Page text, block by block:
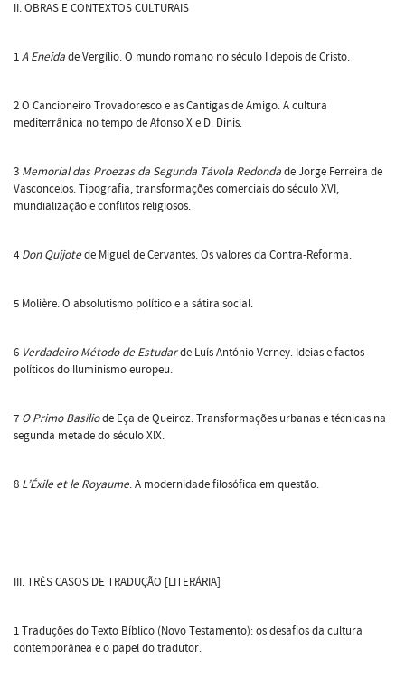
II. OBRAS E CONTEXTOS CULTURAIS
1A Eneidade Vergílio. O mundo romano no século I depois de Cristo.
2 O Cancioneiro Trovadoresco e as Cantigas de Amigo. A cultura
mediterrânica no tempo de Afonso X e D. Dinis.
3 Memorial das Proezas da Segunda Távola Redondade Jorge Ferreira de
Vasconcelos. Tipografia, transformações comerciais do século XVI,
mundialização e conflitos religiosos.
4 Don Quijotede Miguel de Cervantes. Os valores da Contra-Reforma.
5 Molière. O absolutismo político e a sátira social.
6 Verdadeiro Método de Estudarde Luís António Verney. Ideias e factos
políticos do Iluminismo europeu.
7 O Primo Basíliode Eça de Queiroz. Transformações urbanas e técnicas na
segunda metade do século XIX.
8 L’Éxile et le Royaume. A modernidade filosófica em questão.
III. TRÊS CASOS DE TRADUÇÃO [LITERÁRIA]
1 Traduções do Texto Bíblico (Novo Testamento): os desafios da cultura
contemporânea e o papel do tradutor.